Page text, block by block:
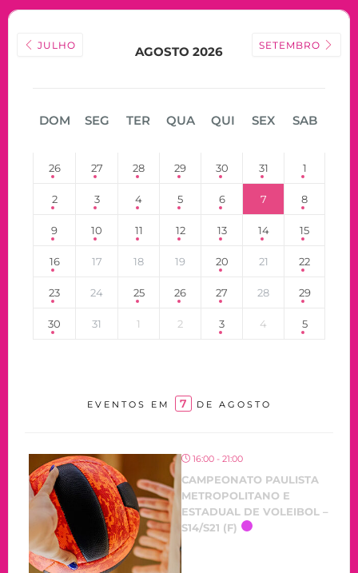
JULHO AGOSTO 2026 SETEMBRO
DOM SEG TER QUA QUI SEX SAB
26 27 28 29 30 31 1
2 3 4 5 6 7 8
9 10 11 12 13 14 15
16 17 18 19 20 21 22
23 24 25 26 27 28 29
30 31 1 2 3 4 5
EVENTOS EM 7 DE AGOSTO
16:00 - 21:00
CAMPEONATO PAULISTA
METROPOLITANO E
ESTADUAL DE VOLEIBOL –
S14/S21 (F)